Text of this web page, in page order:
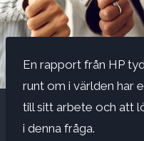
En rapport från HP
runt om i världen har
till sitt arbete och att
i denna fråga.